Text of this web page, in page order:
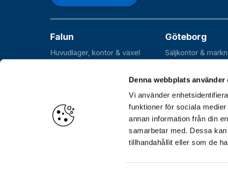
Denna webbplats använder
Vi använder
funktioner för sociala
annan information från din
samarbetar med. Dessa
tillhandahållit eller som de
Falun
Huvudlager, kontor & växel
Göteborg
Säljkontor &
SE-431 37 Mölndal
Öppettider
Huvudkontor, lager och växel:
Hämtlager (Stockholm): Vardagar 06.30–17.00